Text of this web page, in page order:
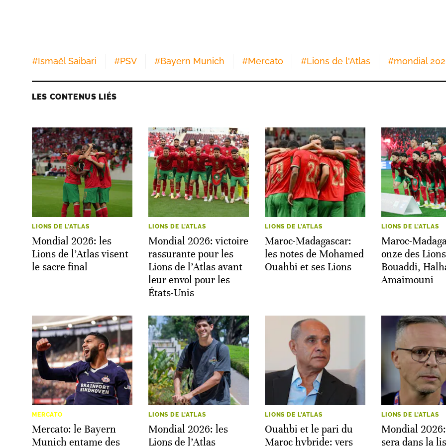
#Ismaël Saibari #PSV #Bayern Munich #Mercato #Lions de l'Atlas #mondial
LES CONTENUS LIÉS
LIONS DE L'ATLAS
Mondial 2026: les
Lions de l’Atlas visent
le sacre final
LIONS DE L'ATLAS
Mondial 2026: victoire
rassurante pour les
Lions de l’Atlas avant
leur envol pour les
États-Unis
LIONS DE L'ATLAS
Maroc-Madagascar:
les notes de Mohamed
Ouahbi et ses Lions
LIONS DE L'ATLAS
Maroc-
onze des
Bouaddi,
Amaimouni
MERCATO
Mercato: le Bayern
Munich entame des
LIONS DE L'ATLAS
Mondial 2026: les
Lions de l’Atlas
LIONS DE L'ATLAS
Ouahbi et le pari du
Maroc hybride: vers
LIONS DE L'ATLAS
Mondial
sera dans la